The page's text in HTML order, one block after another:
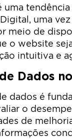
uma
uma
meio de
o website
intuitiva e
Dados
dados é
o
de